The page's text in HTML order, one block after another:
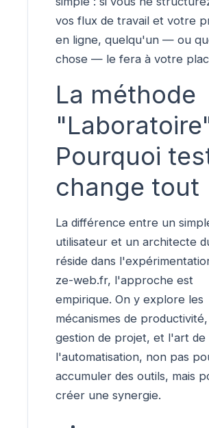
vos flux de travail et votre
en ligne, quelqu'un — ou
chose — le fera à votre
La méthode
Pourquoi
change tout
La différence entre un
utilisateur et un architecte
réside dans
ze-web.fr, l'approche est
empirique. On y explore les
mécanismes de
gestion de projet, et l'art de
l'automatisation, non pas
accumuler des outils, mais
créer une synergie.